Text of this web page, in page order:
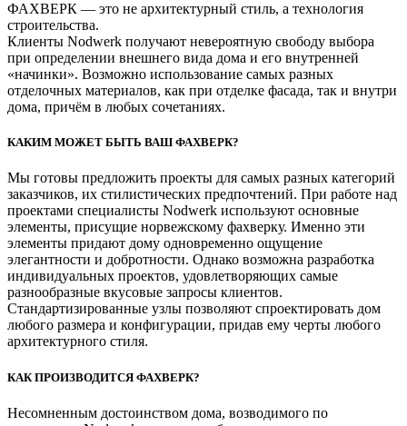
ФАХВЕРК — это не архитектурный стиль, а технология
строительства.
Клиенты Nodwerk получают невероятную свободу выбора
при определении внешнего вида дома и его внутренней
«начинки». Возможно использование самых разных
отделочных материалов, как при отделке фасада, так и внутри
дома, причём в любых сочетаниях.
КАКИМ МОЖЕТ БЫТЬ ВАШ ФАХВЕРК?
Мы готовы предложить проекты для самых разных категорий
заказчиков, их стилистических предпочтений. При работе над
проектами специалисты Nodwerk используют основные
элементы, присущие норвежскому фахверку. Именно эти
элементы придают дому одновременно ощущение
элегантности и добротности. Однако возможна разработка
индивидуальных проектов, удовлетворяющих самые
разнообразные вкусовые запросы клиентов.
Стандартизированные узлы позволяют спроектировать дом
любого размера и конфигурации, придав ему черты любого
архитектурного стиля.
КАК ПРОИЗВОДИТСЯ ФАХВЕРК?
Несомненным достоинством дома, возводимого по